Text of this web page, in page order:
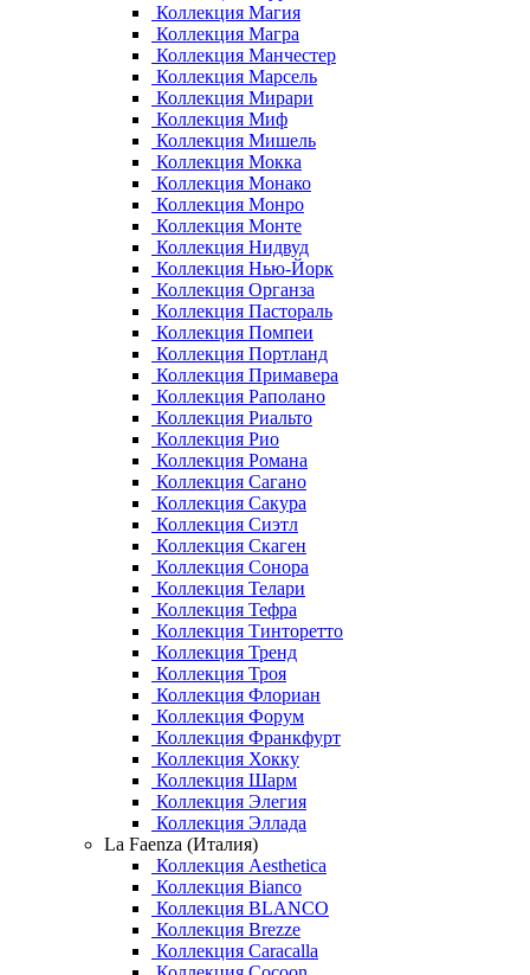
Коллекция Магия
Коллекция Магра
Коллекция Манчестер
Коллекция Марсель
Коллекция Мирари
Коллекция Миф
Коллекция Мишель
Коллекция Мокка
Коллекция Монако
Коллекция Монро
Коллекция Монте
Коллекция Нидвуд
Коллекция Нью-Йорк
Коллекция Органза
Коллекция Пастораль
Коллекция Помпеи
Коллекция Портланд
Коллекция Примавера
Коллекция Раполано
Коллекция Риальто
Коллекция Рио
Коллекция Романа
Коллекция Сагано
Коллекция Сакура
Коллекция Сиэтл
Коллекция Скаген
Коллекция Сонора
Коллекция Телари
Коллекция Тефра
Коллекция Тинторетто
Коллекция Тренд
Коллекция Троя
Коллекция Флориан
Коллекция Форум
Коллекция Франкфурт
Коллекция Хокку
Коллекция Шарм
Коллекция Элегия
Коллекция Эллада
La Faenza (Италия)
Коллекция Aesthetica
Коллекция Bianco
Коллекция BLANCO
Коллекция Brezze
Коллекция Caracalla